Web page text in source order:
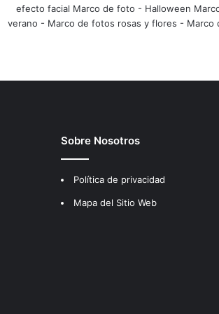
efecto facial Marco de foto - Halloween
verano - Marco de fotos rosas y flores - Marco
Sobre Nosotros
Política de privacidad
Mapa del Sitio Web